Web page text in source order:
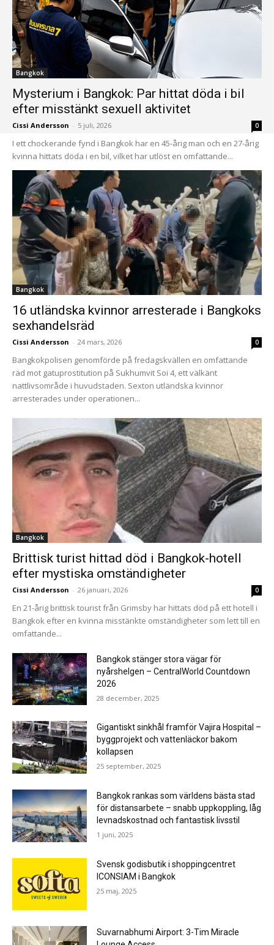
Bangkok
Mysterium i Bangkok: Par hittat döda i bil
efter misstänkt sexuell aktivitet
Cissi Andersson - 5 juli, 2026 0
I ett chockerande fynd i Bangkok har en 45-årig man och en 27-årig
kvinna hittats döda i en bil, vilket har utlöst en omfattande...
Bangkok
16 utländska kvinnor arresterade i Bangkoks
sexhandelsräd
Cissi Andersson - 24 mars, 2026 0
Bangkokpolisen genomförde på fredagskvällen en omfattande
räd mot gatuprostitution på Sukhumvit Soi 4, ett välkänt
nattlivsområde i huvudstaden. Sexton utländska kvinnor
arresterades under operationen...
Bangkok
Brittisk turist hittad död i Bangkok-hotell
efter mystiska omständigheter
Cissi Andersson - 26 januari, 2026 0
En 21-årig brittisk tourist från Grimsby har hittats död på ett hotell i
Bangkok efter en kvinna misstänkte omständigheter som lett till en
omfattande...
Bangkok stänger stora vägar för
nyårshelgen – CentralWorld Countdown
2026
28 december, 2025
Gigantiskt sinkhål framför Vajira Hospital –
byggprojekt och vattenläckor bakom
kollapsen
25 september, 2025
Bangkok rankas som världens bästa stad
för distansarbete – snabb uppkoppling, låg
levnadskostnad och fantastisk livsstil
1 juni, 2025
Svensk godisbutik i shoppingcentret
ICONSIAM i Bangkok
25 maj, 2025
Suvarnabhumi Airport: 3-Tim Miracle